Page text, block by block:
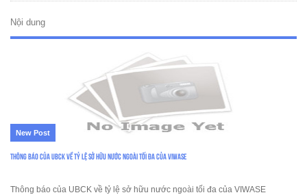
Nội dung
New Post
Thông báo của UBCK về tỷ lệ sở hữu nước ngoài tối đa của VIWASE
Thông báo của UBCK về tỷ lệ sở hữu nước ngoài tối đa của VIWASE